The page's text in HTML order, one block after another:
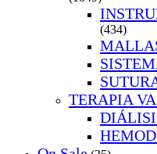
(434)
TERAPIA